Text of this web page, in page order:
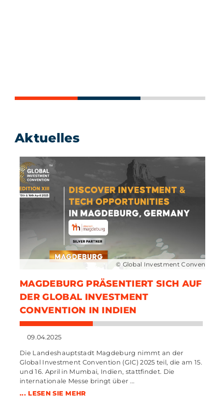
Aktuelles
MAGDEBURG PRÄSENTIERT SICH AUF
DER GLOBAL INVESTMENT
CONVENTION IN INDIEN
09.04.2025
Die Landeshauptstadt Magdeburg nimmt an der
Global Investment Convention (GIC) 2025 teil, die am 15.
und 16. April in Mumbai, Indien, stattfindet. Die
internationale Messe bringt über ...
... LESEN SIE MEHR
© Global Investment Convention